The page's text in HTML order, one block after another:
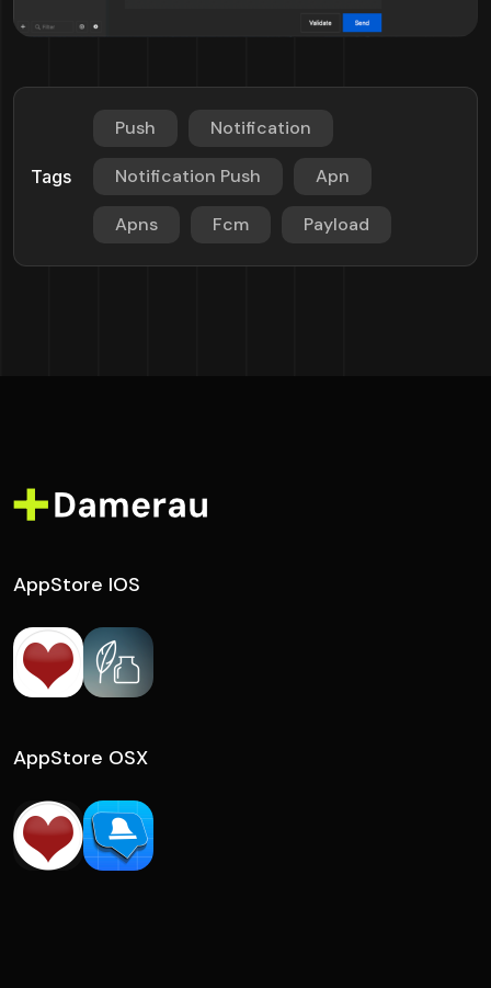
Tags
Push Notification
Notification Push Apn
Apns Fcm Payload
AppStore IOS
AppStore OSX